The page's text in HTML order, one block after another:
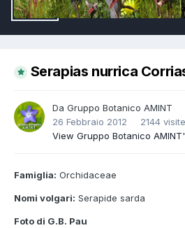
Serapias nurrica
Da Gruppo Botanico AMINT
26 Febbraio 2012
2144 visite
View Gruppo Botanico
Famiglia: Orchidaceae
Nomi volgari: Serapide sarda
Foto di G.B. Pau